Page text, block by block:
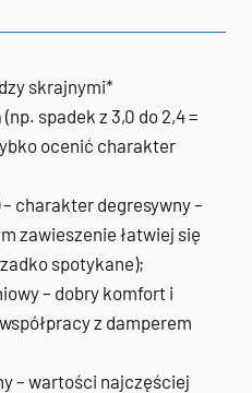
skrajnymi*
spadek z 3,0 do 2,4 =
ocenić charakter
charakter degresywny –
zawieszenie łatwiej się
spotykane);
– dobry komfort i
z damperem
– wartości najczęściej